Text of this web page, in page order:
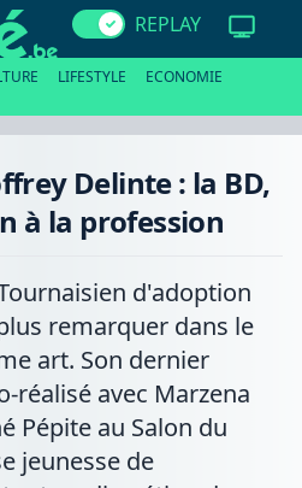
REPLAY
LIFESTYLE ECONOMIE
Delinte : la BD,
à la profession
d'adoption
remarquer dans le
art. Son dernier
réalisé avec Marzena
Pépite au Salon du
jeunesse de